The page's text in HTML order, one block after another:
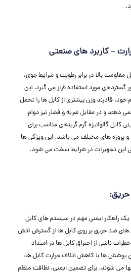
– کاربرد های صنعتی
مقاومت بالا در برابر رطوبت و شرایط جوی،
مورد استفاده قرار می‌ گیرد. این
قادرند وزن بیشتری از کابل ‌ها را تحمل
‌دهند و در مقابل ضربه و فشار نیز دوام
کابل گالوانیزه گرم گزینه‌ای مناسب برای
پروژه ‌های مختلف می ‌باشد. این ویژگی‌ ها
این تجهیزات در شرایط سخت می ‌شود.
حریق:
راهکار ایمنی مهم در سیستم ‌های کابل
ضد حریق بر روی کابل ‌ها از گسترش آتش
ناشی از احتراق کابل ‌ها در امتداد
پوشش ‌ها با کاهش اتلاف حرارت کابل ‌ها،
می ‌شوند. برای تضمین ایمنی، نظافت منظم